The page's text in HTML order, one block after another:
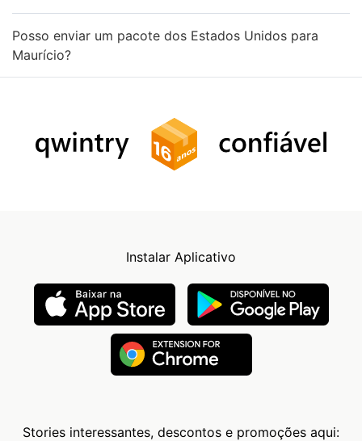
Posso enviar um pacote dos Estados Unidos para
Maurício?
Instalar Aplicativo
Stories interessantes, descontos e promoções aqui: